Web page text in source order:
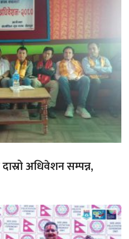
अधिवेशन सम्पन्न,